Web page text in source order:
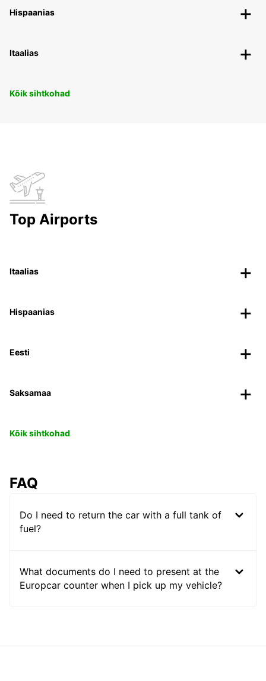
Hispaanias
Itaalias
Kõik sihtkohad
Top Airports
Itaalias
Hispaanias
Eesti
Saksamaa
Kõik sihtkohad
FAQ
Do I need to return the car with a full tank of
fuel?
What documents do I need to present at the
Europcar counter when I pick up my vehicle?